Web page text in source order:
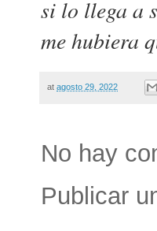
si lo llega a
me hubiera
at agosto 29, 2022
No hay
Publicar